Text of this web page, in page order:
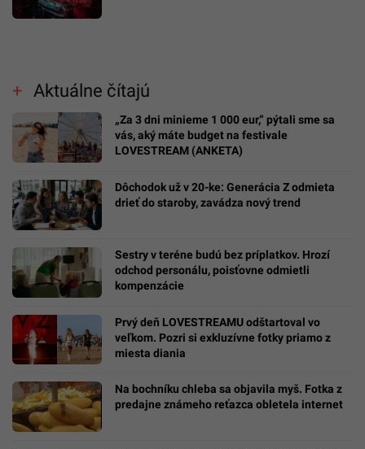
Aktuálne čítajú
„Za 3 dni minieme 1 000 eur,“ pýtali sme sa
vás, aký máte budget na festivale
LOVESTREAM (ANKETA)
Dôchodok už v 20-ke: Generácia Z odmieta
drieť do staroby, zavádza nový trend
Sestry v teréne budú bez príplatkov. Hrozí
odchod personálu, poisťovne odmietli
kompenzácie
Prvý deň LOVESTREAMU odštartoval vo
veľkom. Pozri si exkluzívne fotky priamo z
miesta diania
Na bochníku chleba sa objavila myš. Fotka z
predajne známeho reťazca obletela internet